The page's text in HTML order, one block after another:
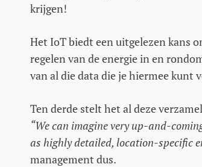
krijgen!
Het IoT biedt een uitgelezen kans
regelen van de energie in en
van al die data die je hiermee kunt
Ten derde stelt het al deze
“We can imagine very up-and-
as highly detailed, location-specific
management dus.